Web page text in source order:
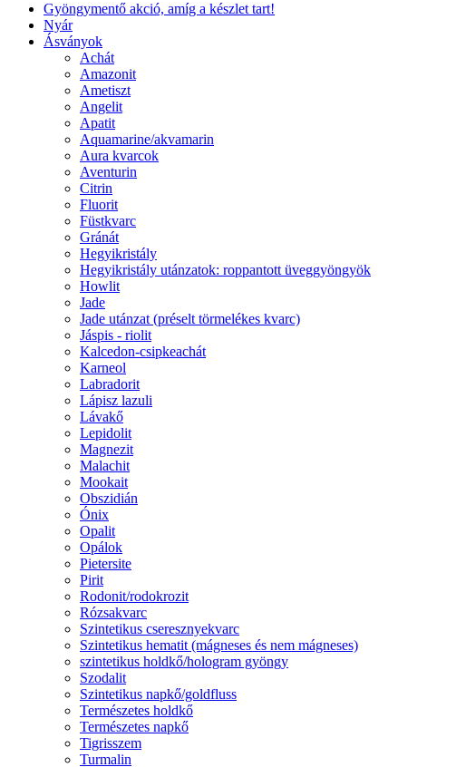
Gyöngymentő akció, amíg a készlet tart!
Nyár
Ásványok
Achát
Amazonit
Ametiszt
Angelit
Apatit
Aquamarine/akvamarin
Aura kvarcok
Aventurin
Citrin
Fluorit
Füstkvarc
Gránát
Hegyikristály
Hegyikristály utánzatok: roppantott üveggyöngyök
Howlit
Jade
Jade utánzat (préselt törmelékes kvarc)
Jáspis - riolit
Kalcedon-csipkeachát
Karneol
Labradorit
Lápisz lazuli
Lávakő
Lepidolit
Magnezit
Malachit
Mookait
Obszidián
Ónix
Opalit
Opálok
Pietersite
Pirit
Rodonit/rodokrozit
Rózsakvarc
Szintetikus cseresznyekvarc
Szintetikus hematit (mágneses és nem mágneses)
szintetikus holdkő/hologram gyöngy
Szodalit
Szintetikus napkő/goldfluss
Természetes holdkő
Természetes napkő
Tigrisszem
Turmalin